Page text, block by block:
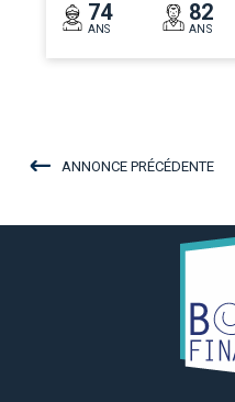
74
ANS
82
ANS
ANNONCE PRÉCÉDENTE